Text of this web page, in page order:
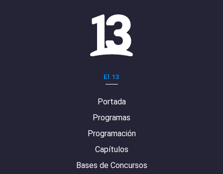
El 13
Portada
Programas
Programación
Capítulos
Bases de Concursos